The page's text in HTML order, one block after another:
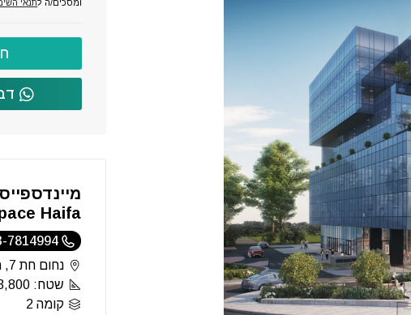
ומסכים/ה לתנאי
Haifa
7814994
נחום חת 7, חיפה
שטח: 3,800 מ"ר
קומה 2